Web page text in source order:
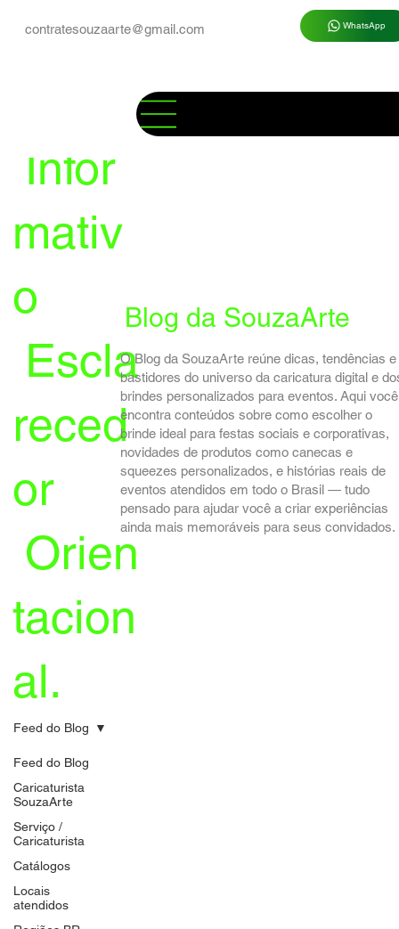
contratesouzaarte@gmail.com WhatsApp
Infor
mativ
o
Escla
reced
or
Orien
tacion
al.
Blog da SouzaArte
O Blog da SouzaArte reúne dicas, tendências e
bastidores do universo da caricatura digital e
brindes personalizados para eventos. Aqui você
encontra conteúdos sobre como escolher o
brinde ideal para festas sociais e corporativas,
novidades de produtos como canecas e
squeezes personalizados, e histórias reais de
eventos atendidos em todo o Brasil — tudo
pensado para ajudar você a criar experiências
ainda mais memoráveis para seus convidados.
Feed do Blog
Caricaturista
SouzaArte
Serviço /
Caricaturista
Catálogos
Locais
atendidos
Feed do Blog